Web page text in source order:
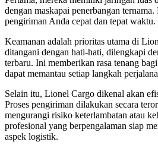
dengan maskapai penerbangan
pengiriman Anda cepat dan tepat waktu.
Keamanan adalah prioritas utama di
ditangani dengan hati-hati, dilengkapi
terbaru. Ini memberikan rasa tenang
dapat memantau setiap langkah
Selain itu, Lionel Cargo dikenal akan
Proses pengiriman dilakukan secara
mengurangi risiko keterlambatan atau
profesional yang berpengalaman siap
aspek logistik.